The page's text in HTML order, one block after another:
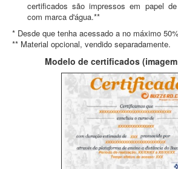
certificados são impressos em papel
com marca d'água.**
* Desde que tenha acessado a no máximo
** Material opcional, vendido separadamente.
Modelo de certificados